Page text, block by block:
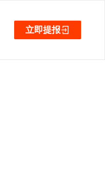
立即提报